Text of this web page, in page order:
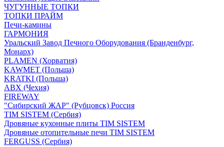
ЧУГУННЫЕ ТОПКИ
ТОПКИ ПРАЙМ
Печи-камины
ГАРМОНИЯ
Уральский Завод Печного Оборудования (Бранденбург,
Монарх)
PLAMEN (Хорватия)
KAWMET (Польша)
KRATKI (Польша)
ABX (Чехия)
FIREWAY
"Сибирский ЖАР" (Рубцовск) Россия
TIM SISTEM (Сербия)
Дровяные кухонные плиты TIM SISTEM
Дровяные отопительные печи TIM SISTEM
FERGUSS (Сербия)